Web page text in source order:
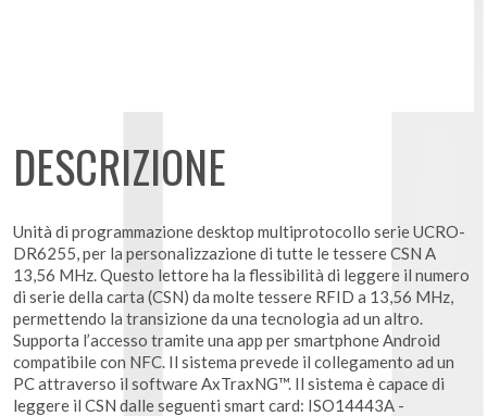
DESCRIZIONE
Unità di programmazione desktop multiprotocollo serie UCRO-
DR6255, per la personalizzazione di tutte le tessere CSN A
13,56 MHz. Questo lettore ha la flessibilità di leggere il numero
di serie della carta (CSN) da molte tessere RFID a 13,56 MHz,
permettendo la transizione da una tecnologia ad un altro.
Supporta l’accesso tramite una app per smartphone Android
compatibile con NFC. Il sistema prevede il collegamento ad un
PC attraverso il software AxTraxNG™. Il sistema è capace di
leggere il CSN dalle seguenti smart card: ISO14443A -